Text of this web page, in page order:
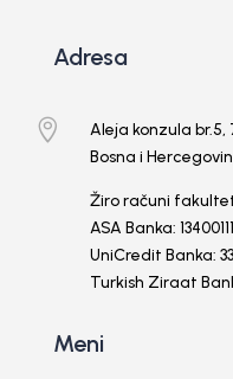
Adresa

Aleja konzula br.5,
Bosna i
Žiro računi
ASA Banka:
UniCredit Banka:
Turkish Ziraat
Meni